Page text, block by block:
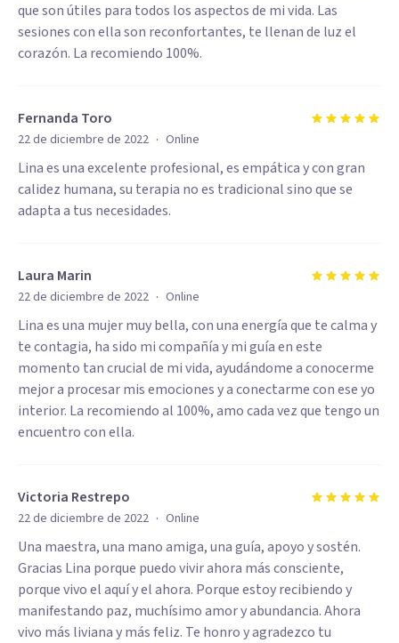
que son útiles para todos los aspectos de mi vida. Las
sesiones con ella son reconfortantes, te llenan de luz el
corazón. La recomiendo 100%.
Fernanda Toro
22 de diciembre de 2022 · Online
Lina es una excelente profesional, es empática y con gran
calidez humana, su terapia no es tradicional sino que se
adapta a tus necesidades.
Laura Marin
22 de diciembre de 2022 · Online
Lina es una mujer muy bella, con una energía que te calma y
te contagia, ha sido mi compañía y mi guía en este
momento tan crucial de mi vida, ayudándome a conocerme
mejor a procesar mis emociones y a conectarme con ese yo
interior. La recomiendo al 100%, amo cada vez que tengo un
encuentro con ella.
Victoria Restrepo
22 de diciembre de 2022 · Online
Una maestra, una mano amiga, una guía, apoyo y sostén.
Gracias Lina porque puedo vivir ahora más consciente,
porque vivo el aquí y el ahora. Porque estoy recibiendo y
manifestando paz, muchísimo amor y abundancia. Ahora
vivo más liviana y más feliz. Te honro y agradezco tu